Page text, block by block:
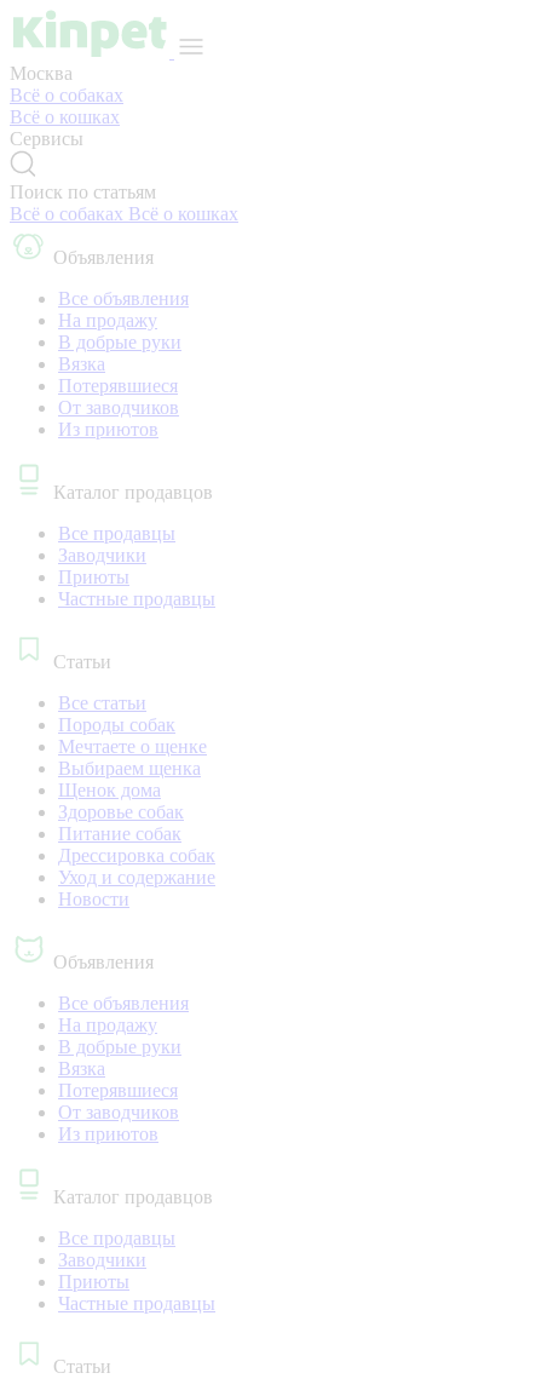
Москва
Всё о собаках
Всё о кошках
Сервисы
Поиск по статьям
Всё о собаках Всё о кошках
Объявления
Все объявления
На продажу
В добрые руки
Вязка
Потерявшиеся
От заводчиков
Из приютов
Каталог продавцов
Все продавцы
Заводчики
Приюты
Частные продавцы
Статьи
Все статьи
Породы собак
Мечтаете о щенке
Выбираем щенка
Щенок дома
Здоровье собак
Питание собак
Дрессировка собак
Уход и содержание
Новости
Объявления
Все объявления
На продажу
В добрые руки
Вязка
Потерявшиеся
От заводчиков
Из приютов
Каталог продавцов
Все продавцы
Заводчики
Приюты
Частные продавцы
Статьи